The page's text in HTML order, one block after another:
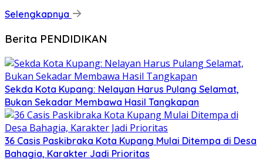
Selengkapnya
Berita PENDIDIKAN
Sekda Kota Kupang: Nelayan Harus Pulang Selamat,
Bukan Sekadar Membawa Hasil Tangkapan
36 Casis Paskibraka Kota Kupang Mulai Ditempa di Desa
Bahagia, Karakter Jadi Prioritas